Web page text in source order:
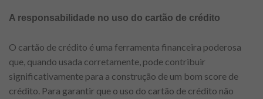
A responsabilidade no uso do cartão de crédito
O cartão de crédito é uma ferramenta financeira poderosa
que, quando usada corretamente, pode contribuir
significativamente para a construção de um bom score de
crédito. Para garantir que o uso do cartão de crédito não